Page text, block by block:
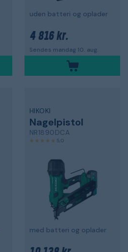
uden batteri og oplader
4 816 kr.
Sendes mandag 10. aug.
HIKOKI
Nagelpistol
NR1890DCA
5,0
med batteri og oplader